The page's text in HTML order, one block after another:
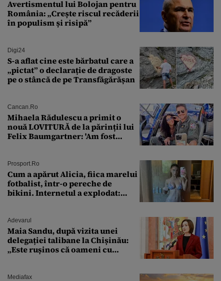
Avertismentul lui Bolojan pentru
România: „Crește riscul recăderii
în populism și risipă”
Digi24
S-a aflat cine este bărbatul care a
„pictat” o declarație de dragoste
pe o stâncă de pe Transfăgărășan
Cancan.ro
Mihaela Rădulescu a primit o
nouă LOVITURĂ de la părinții lui
Felix Baumgartner: 'Am fost
Prosport.ro
Cum a apărut Alicia, fiica marelui
fotbalist, într-o pereche de
bikini. Internetul a explodat:
Adevarul
Maia Sandu, după vizita unei
delegației talibane la Chișinău:
„Este rușinos că oameni cu
Mediafax